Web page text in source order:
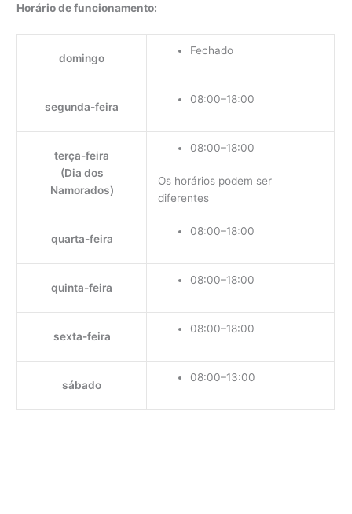
Horário de funcionamento:
domingo
Fechado
segunda-feira
08:00–18:00
terça-feira
(Dia dos
Namorados)
08:00–18:00
Os horários podem ser
diferentes
quarta-feira
08:00–18:00
quinta-feira
08:00–18:00
sexta-feira
08:00–18:00
sábado
08:00–13:00